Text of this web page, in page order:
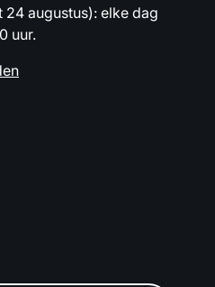
augustus): elke dag
uur.